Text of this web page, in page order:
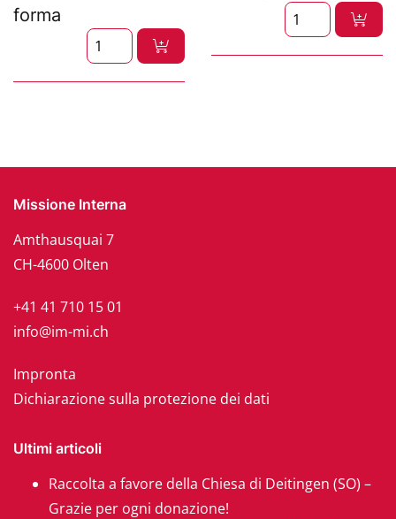
forma
Missione Interna
Amthausquai 7
CH-4600 Olten
+41 41 710 15 01
info@im-mi.ch
Impronta
Dichiarazione sulla protezione dei dati
Ultimi articoli
Raccolta a favore della Chiesa di Deitingen (SO) –
Grazie per ogni donazione!